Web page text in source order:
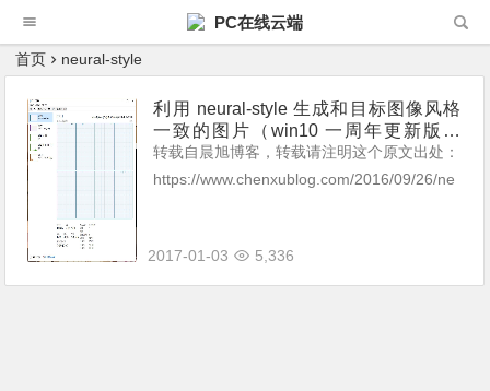
PC在线云端
首页 neural-style
利用 neural-style 生成和目标图像风格
一致的图片（win10 一周年更新版可
用）
转载自晨旭博客，转载请注明这个原文出处：
https://www.chenxublog.com/2016/09/26/ne
2017-01-03
5,336